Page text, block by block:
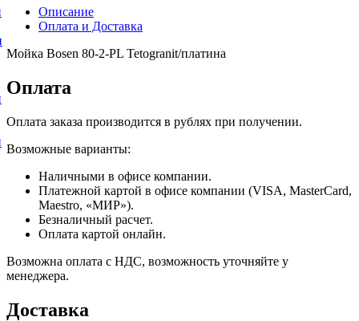
Описание
Оплата и Доставка
Мойка Bosen 80-2-PL Tetogranit/платина
Оплата
Оплата заказа производится в рублях при получении.
Возможные варианты:
Наличными в офисе компании.
Платежной картой в офисе компании (VISA, MasterCard,
Maestro, «МИР»).
Безналичный расчет.
Оплата картой онлайн.
Возможна оплата с НДС, возможность уточняйте у
менеджера.
Доставка